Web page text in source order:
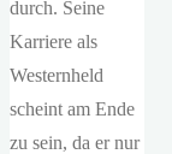
durch. Seine
Karriere als
Westernheld
scheint am Ende
zu sein, da er nur